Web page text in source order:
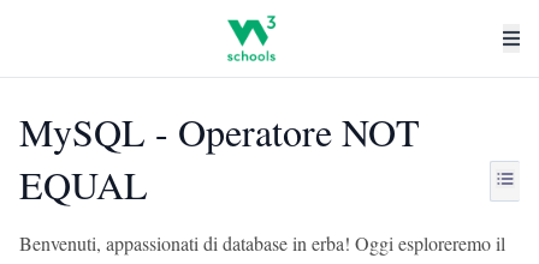
MySQL - Operatore NOT
EQUAL
Benvenuti, appassionati di database in erba! Oggi esploreremo il